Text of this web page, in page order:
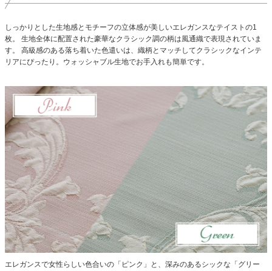
しっかりとした生地感とモチーフの立体感が美しいエレガンスなテイストの1
枚。
生地全体に配置された豪華なクラシック調の柄は風通織で表現されていま
す。
高級感のある落ち着いた色遣いは、織柄とマッチしてクラシックなインテ
リアにぴったり。ウォッシャブル生地でお手入れも簡単です。
エレガンスで女性らしい色合いの「ピンク」と、深みのあるシックな「グリー